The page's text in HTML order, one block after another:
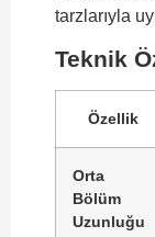
tarzlarıyla
Teknik
Özellik
Orta
Bölüm
Uzunluğu